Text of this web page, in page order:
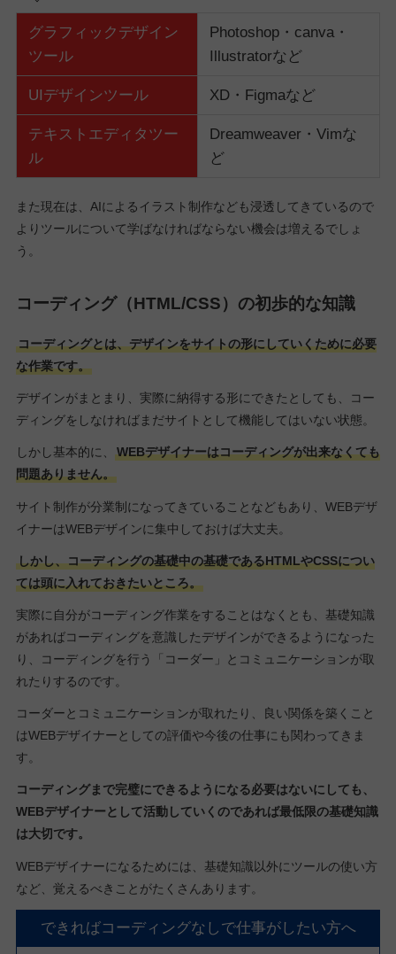
グラフィックデザイン
ツール
Photoshop・canva・
Illustratorなど
UIデザインツール XD・Figmaなど
テキストエディタツー
ル
Dreamweaver・Vimな
ど
また現在は、AIによるイラスト制作なども浸透してきているので
よりツールについて学ばなければならない機会は増えるでしょ
う。
コーディング（HTML/CSS）の初歩的な知識
コーディングとは、デザインをサイトの形にしていくために必要
な作業です。
デザインがまとまり、実際に納得する形にできたとしても、コー
ディングをしなければまだサイトとして機能してはいない状態。
しかし基本的に、
WEBデザイナーはコーディングが出来なくても
問題ありません。
サイト制作が分業制になってきていることなどもあり、WEBデザ
イナーはWEBデザインに集中しておけば大丈夫。
しかし、コーディングの基礎中の基礎であるHTMLやCSSについ
ては頭に入れておきたいところ。
実際に自分がコーディング作業をすることはなくとも、基礎知識
があればコーディングを意識したデザインができるようになった
り、コーディングを行う「コーダー」とコミュニケーションが取
れたりするのです。
コーダーとコミュニケーションが取れたり、良い関係を築くこと
はWEBデザイナーとしての評価や今後の仕事にも関わってきま
す。
コーディングまで完璧にできるようになる必要はないにしても、
WEBデザイナーとして活動していくのであれば最低限の基礎知識
は大切です。
WEBデザイナーになるためには、基礎知識以外にツールの使い方
など、覚えるべきことがたくさんあります。
できればコーディングなしで仕事がしたい方へ